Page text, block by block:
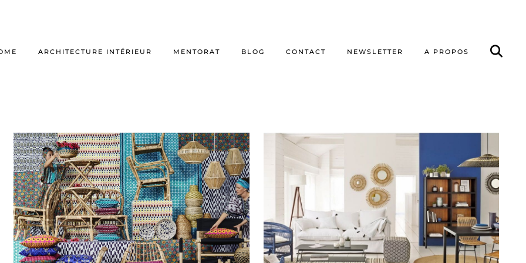
ARCHITECTURE INTÉRIEUR MENTORAT BLOG CONTACT NEWSLETTER A PROPOS